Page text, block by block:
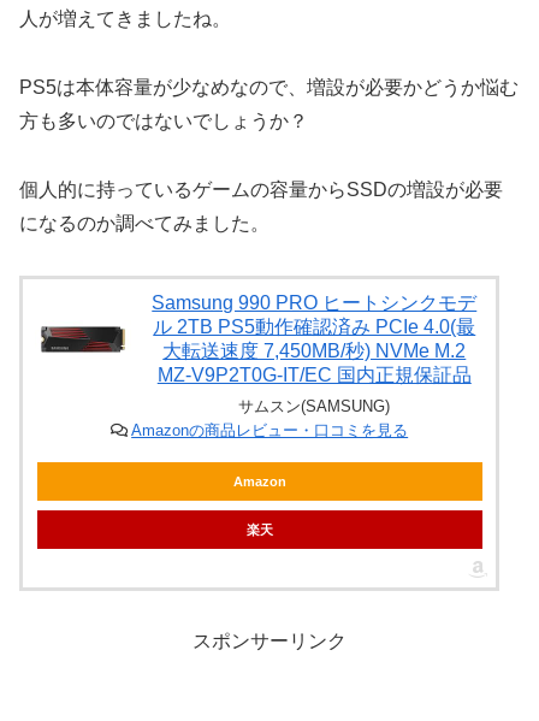
人が増えてきましたね。
PS5は本体容量が少なめなので、増設が必要かどうか悩む
方も多いのではないでしょうか？
個人的に持っているゲームの容量からSSDの増設が必要
になるのか調べてみました。
Samsung 990 PRO ヒートシンクモデ
ル 2TB PS5動作確認済み PCIe 4.0(最
大転送速度 7,450MB/秒) NVMe M.2
MZ-V9P2T0G-IT/EC 国内正規保証品
サムスン(SAMSUNG)
Amazonの商品レビュー・口コミを見る
Amazon
楽天
スポンサーリンク